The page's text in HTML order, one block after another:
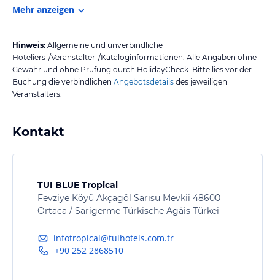
Mehr anzeigen
Hinweis: Allgemeine und unverbindliche
Hoteliers-/Veranstalter-/Kataloginformationen. Alle Angaben ohne
Gewähr und ohne Prüfung durch HolidayCheck. Bitte lies vor der
Buchung die verbindlichen Angebotsdetails des jeweiligen
Veranstalters.
Kontakt
TUI BLUE Tropical
Fevziye Köyü Akçagöl Sarısu Mevkii 48600
Ortaca / Sarigerme Türkische Ägäis Türkei
infotropical@tuihotels.com.tr
+90 252 2868510